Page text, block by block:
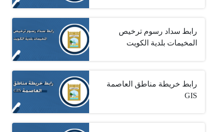
رابط سداد رسوم ترخيص
المخيمات بلدية الكويت
GIS